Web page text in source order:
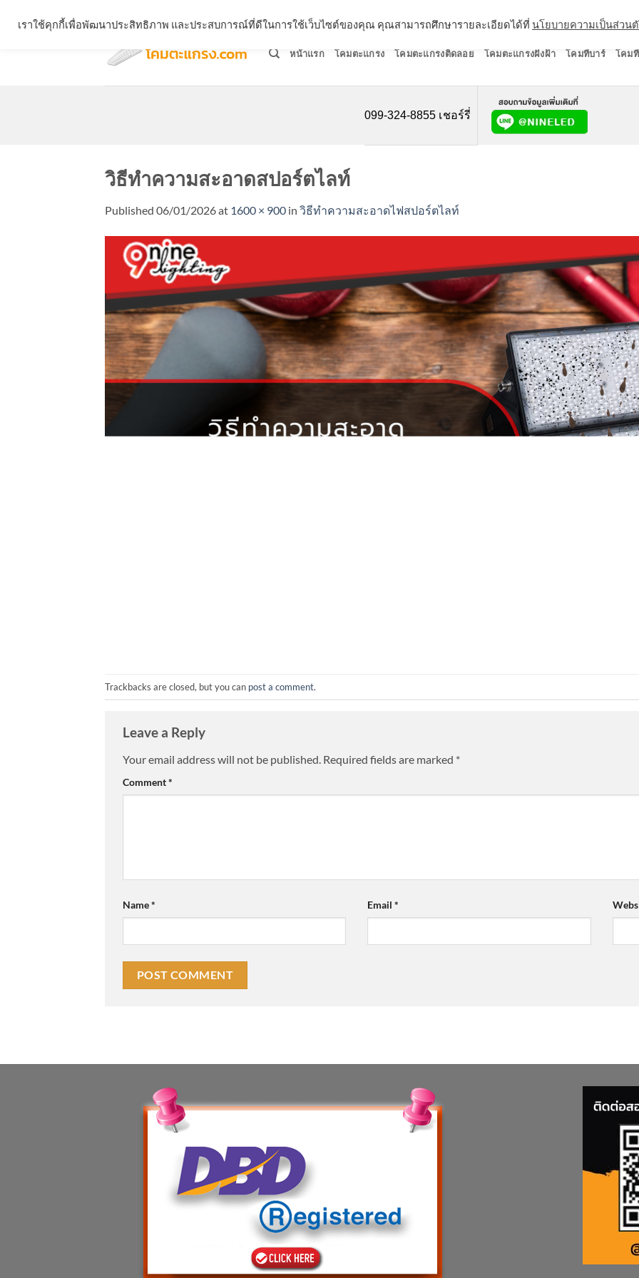
หน้าแรก โคมตะแกรง โคมตะแกรงติดลอย โคมตะแกรงฝังฝ้า โคมทีบาร์ โคม
099-324-8855 เชอร์รี่
วิธีทำความสะอาดสปอร์ตไลท์
Published 06/01/2026at 1600 × 900 in วิธีทำความสะอาดไฟสปอร์ตไลท์
Trackbacks are closed, but you can post a comment.
Leave a Reply
Your email address will not be published. Required fields are marked *
Comment*
Name* Email*
เราใช้คุกกี้เพื่อพัฒนาประสิทธิภาพ และประสบการณ์ที่ดีในการใช้เว็บไซต์ของคุณ คุณสามารถศึกษารายละเอียดได้ที่ นโยบายความเป็นส่วน